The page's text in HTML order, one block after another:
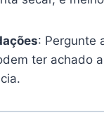
: Pergunte
ter achado